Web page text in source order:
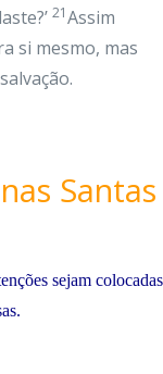
21Assim
si mesmo, mas
Santas
sejam colocadas